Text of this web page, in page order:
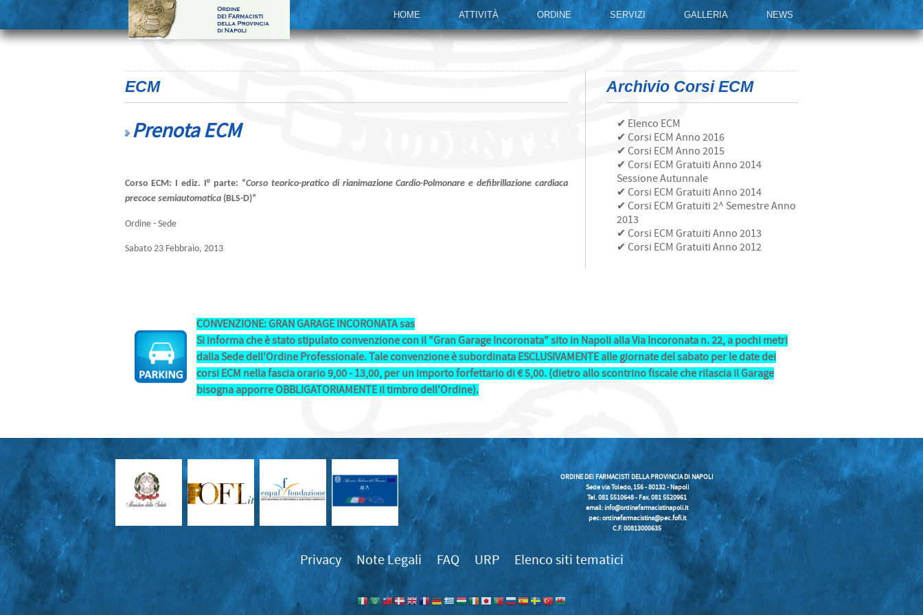
HOME ATTIVITÀ ORDINE SERVIZI GALLERIA NEWS
ECM
Prenota ECM
Corso ECM: I ediz. I° parte: “Corso teorico-pratico di rianimazione Cardio-Polmonare e defibrillazione cardiaca
precoce semiautomatica(BLS-D)”
Ordine - Sede
Sabato 23 Febbraio, 2013
Archivio Corsi ECM
✔ Elenco ECM
✔ Corsi ECM Anno 2016
✔ Corsi ECM Anno 2015
✔ Corsi ECM Gratuiti Anno 2014
Sessione Autunnale
✔ Corsi ECM Gratuiti Anno 2014
✔ Corsi ECM Gratuiti 2^ Semestre Anno
2013
✔ Corsi ECM Gratuiti Anno 2013
✔ Corsi ECM Gratuiti Anno 2012
CONVENZIONE: GRAN GARAGE INCORONATA sas
Si informa che è stato stipulato convenzione con il "Gran Garage Incoronata" sito in Napoli alla Via Incoronata n. 22, a pochi metri
dalla Sede dell'Ordine Professionale. Tale convenzione è subordinata ESCLUSIVAMENTE alle giornate del sabato per le date dei
corsi ECM nella fascia orario 9,00 - 13,00, per un importo forfettario di € 5,00. (dietro allo scontrino fiscale che rilascia il Garage
bisogna apporre OBBLIGATORIAMENTE il timbro dell'Ordine).
ORDINE DEI FARMACISTI DELLA PROVINCIA DI NAPOLI
Sede via Toledo, 156 - 80132 - Napoli
Tel. 081 5510648 - Fax. 081 5520961
email:info@ordinefarmacistinapoli.it
pec: ordinefarmacistina@pec.fofi.it
C.F. 00813000635
Privacy Note Legali FAQ URP Elenco siti tematici